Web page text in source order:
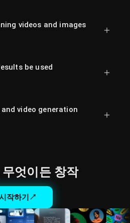
videos and images
be used
video generation
엇이든 창작
작하기 ↗